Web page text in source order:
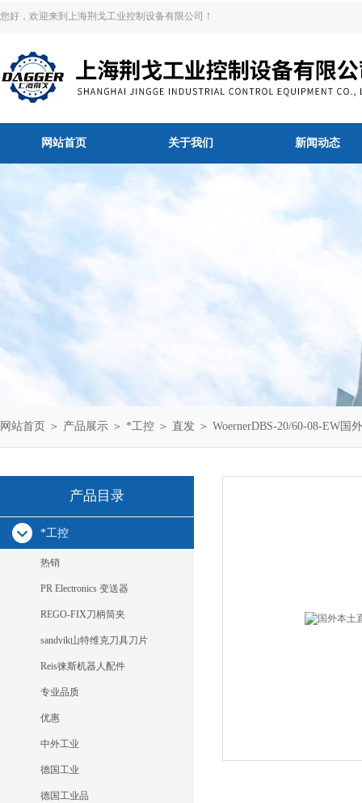
您好，欢迎来到上海荆戈工业控制设备有限公司！
网站首页 关于我们 新闻动态
网站首页 ＞ 产品展示 ＞ *工控 ＞ 直发 ＞ WoernerDBS-20/60-08-EW国
产品目录
*工控
热销
PR Electronics 变送器
REGO-FIX刀柄筒夹
sandvik山特维克刀具刀片
Reis徕斯机器人配件
专业品质
优惠
中外工业
德国工业
德国工业品